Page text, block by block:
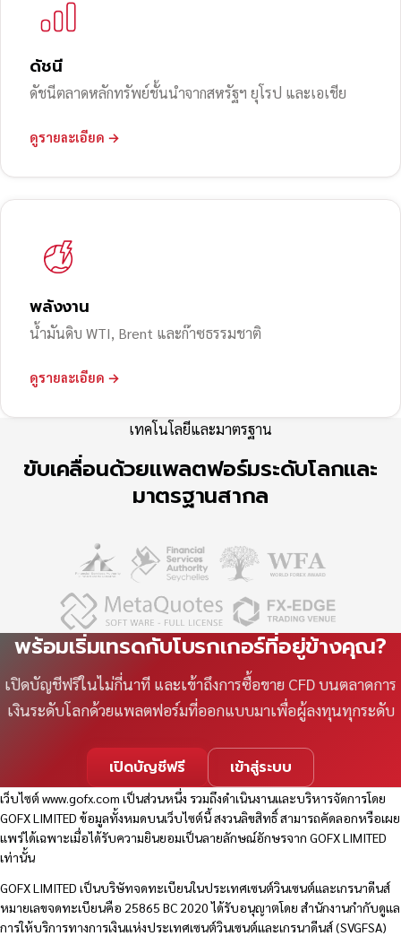
ดัชนี
ดัชนีตลาดหลักทรัพย์ชั้นนำจากสหรัฐฯ ยุโรป และเอเชีย
ดูรายละเอียด →
พลังงาน
น้ำมันดิบ WTI, Brent และก๊าซธรรมชาติ
ดูรายละเอียด →
เทคโนโลยีและมาตรฐาน
ขับเคลื่อนด้วยแพลตฟอร์มระดับโลกและ
มาตรฐานสากล
พร้อมเริ่มเทรดกับโบรกเกอร์ที่อยู่ข้างคุณ?
เปิดบัญชีฟรีในไม่กี่นาที และเข้าถึงการซื้อขาย CFD บนตลาดการ
เงินระดับโลกด้วยแพลตฟอร์มที่ออกแบบมาเพื่อผู้ลงทุนทุกระดับ
เปิดบัญชีฟรี เข้าสู่ระบบ
เว็บไซต์www.gofx.com เป็นส่วนหนึ่ง รวมถึงดำเนินงานและบริหารจัดการโดย
GOFX LIMITED ข้อมูลทั้งหมดบนเว็บไซต์นี้ สงวนลิขสิทธิ์ สามารถคัดลอกหรือเผย
แพร่ได้เฉพาะเมื่อได้รับความยินยอมเป็นลายลักษณ์อักษรจาก GOFX LIMITED
เท่านั้น
GOFX LIMITED เป็นบริษัทจดทะเบียนในประเทศเซนต์วินเซนต์และเกรนาดีนส์
หมายเลขจดทะเบียนคือ 25865 BC 2020 ได้รับอนุญาตโดย สำนักงานกำกับดูแล
การให้บริการทางการเงินแห่งประเทศเซนต์วินเซนต์และเกรนาดีนส์ (SVGFSA)